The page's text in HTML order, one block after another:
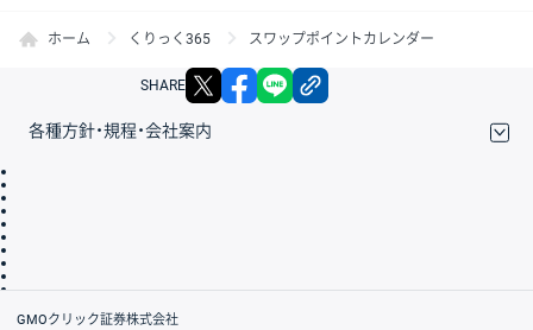
ホーム くりっく365 スワップポイントカレンダー
SHARE X facebook
各種方針・規程・会社案内
会社案内
GMOクリック証券株式会社